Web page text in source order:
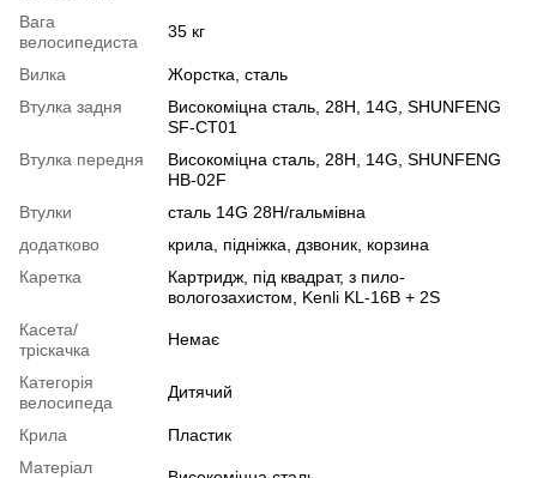
Вага
велосипедиста
35 кг
Вилка
Жорстка, сталь
Втулка задня
Високоміцна сталь, 28H, 14G, SHUNFENG
SF-CT01
Втулка передня
Високоміцна сталь, 28H, 14G, SHUNFENG
HB-02F
Втулки
сталь 14G 28H/гальмівна
додатково
крила, підніжка, дзвоник, корзина
Каретка
Картридж, під квадрат, з пило-
вологозахистом, Kenli KL-16B + 2S
Касета/
тріскачка
Немає
Категорія
велосипеда
Дитячий
Крила
Пластик
Матеріал